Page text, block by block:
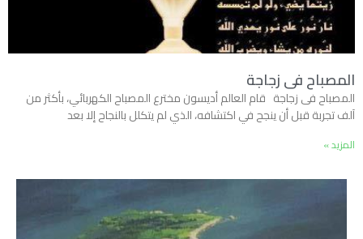
المصباح فى زجاجة
المصباح فى زجاجة قام العالم أديسون مخترع المصباح الكهربائي، بأكثر من
آلف تجربة قبل أن ينجح في اكتشافه، الذي لم يتكلل بالنجاح إلا بعد
المزيد »